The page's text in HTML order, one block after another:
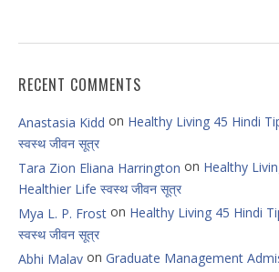
RECENT COMMENTS
Anastasia Kidd on Healthy Living 45 Hindi
स्वस्थ जीवन सूत्र
Tara Zion Eliana Harrington on Healthy
Healthier Life स्वस्थ जीवन सूत्र
Mya L. P. Frost on Healthy Living 45 Hindi
स्वस्थ जीवन सूत्र
Abhi Malav on Graduate Management